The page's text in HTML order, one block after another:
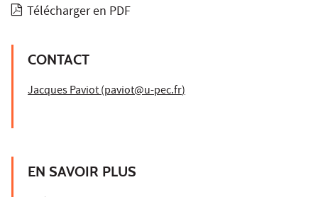
Télécharger en PDF
CONTACT
Jacques Paviot (paviot@u-pec.fr)
EN SAVOIR PLUS